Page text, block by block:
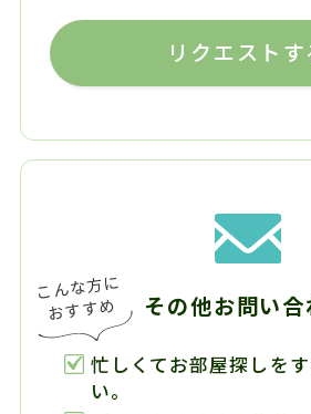
リクエストす
その他お問い合
忙しくてお部屋探しを
い。